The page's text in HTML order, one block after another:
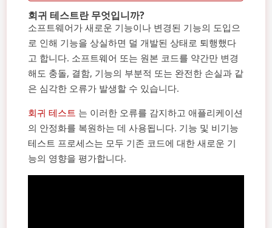
회귀 테스트란 무엇입니까?
소프트웨어가 새로운 기능이나 변경된 기능의 도입으
로 인해 기능을 상실하면 덜 개발된 상태로 퇴행했다
고 합니다. 소프트웨어 또는 원본 코드를 약간만 변경
해도 충돌, 결함, 기능의 부분적 또는 완전한 손실과 같
은 심각한 오류가 발생할 수 있습니다.
회귀 테스트 는 이러한 오류를 감지하고 애플리케이션
의 안정화를 복원하는 데 사용됩니다. 기능 및 비기능
테스트 프로세스는 모두 기존 코드에 대한 새로운 기
능의 영향을 평가합니다.